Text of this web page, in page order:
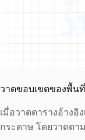
วาดขอบเขตของพื้นที่
เมื่อวาดตารางอ้างอิ
กระดาษ โดยวาดต